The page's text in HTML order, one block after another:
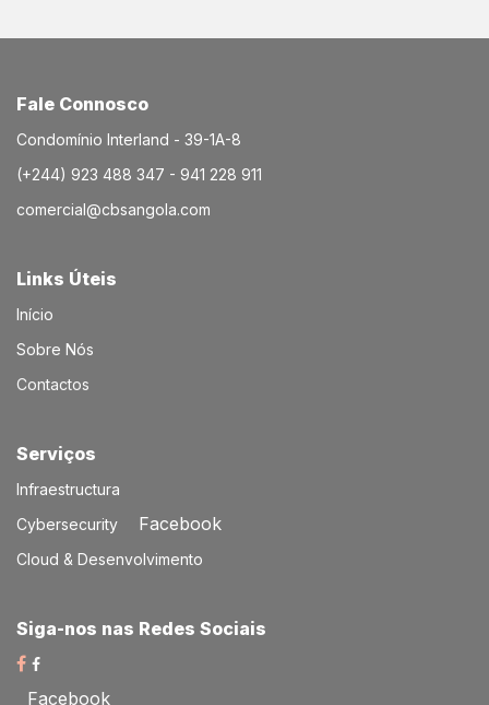
Fale Connosco
Condomínio Interland - 39-1A-8
(+244) 923 488 347 - 941 228 911
comercial@cbsangola.com
Links Úteis
Início
Sobre Nós
Contactos
Serviços​
Infraestructura
Cybersecurity
Facebook
Cloud & Desenvolvimento
Siga-nos nas Redes Sociais​
Facebook